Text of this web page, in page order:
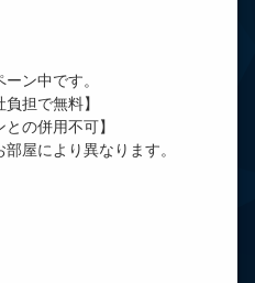
ン中です。
担で無料】
の併用不可】
屋により異なります。